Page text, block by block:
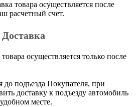
товара осуществляется после
расчетный счет.
Доставка
осуществляется только после
до подъезда Покупателя, при
доставку к подъезду автомобиль
месте.